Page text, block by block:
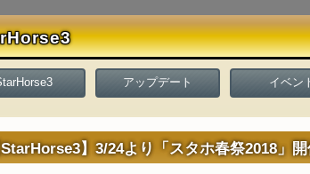
アップデート イベン
StarHorse3】3/24より「スタホ春祭2018」開